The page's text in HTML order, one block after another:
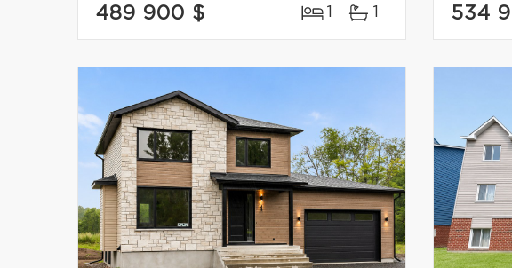
489 900 $ 1 1 534